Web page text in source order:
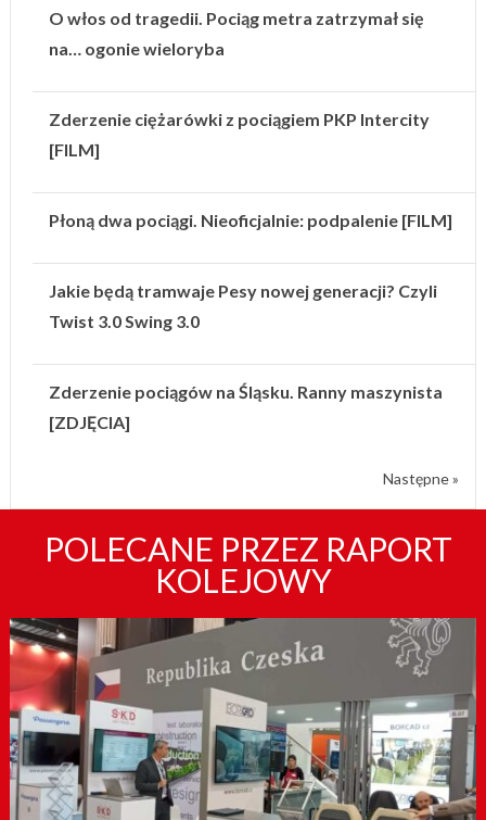
O włos od tragedii. Pociąg metra zatrzymał się
na… ogonie wieloryba
Zderzenie ciężarówki z pociągiem PKP Intercity
[FILM]
Płoną dwa pociągi. Nieoficjalnie: podpalenie [FILM]
Jakie będą tramwaje Pesy nowej generacji? Czyli
Twist 3.0 Swing 3.0
Zderzenie pociągów na Śląsku. Ranny maszynista
[ZDJĘCIA]
Następne »
POLECANE PRZEZ RAPORT
KOLEJOWY